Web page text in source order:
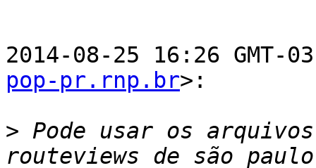
2014-08-25 16:26 GMT-
pop-pr.rnp.br>:
> Pode usar os